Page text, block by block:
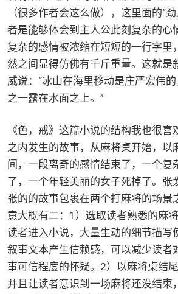
（很多作者会这么做），这里面的“
者是能够体会到主人公此刻复杂的心
复杂的感情被浓缩在短短的一行字里
然之间显得仿佛有千斤重量。这就是
威说：“冰山在海里移动是庄严宏伟
之一露在水面之上。”
《色，戒》这篇小说的结构我也很
之内发生的故事，从麻将桌开始，以
间，一段离奇的感情结束了，一个复
了，一个年轻美丽的女子死掉了。张
张的的故事包裹在两个打麻将的场景
意大概有二：1）选取读者熟悉的麻
读者进入小说，大量生动的细节描写
叙事文本产生信赖感，可以减少读者
事可信程度的怀疑。2）以麻将桌结
并且让读者意识到一场麻将还没结束